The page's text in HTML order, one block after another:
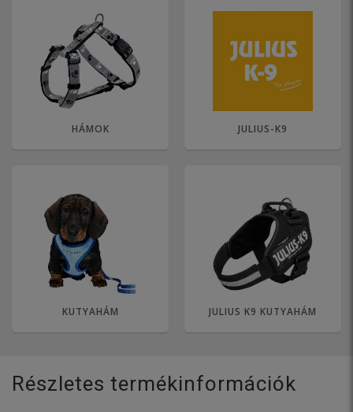
HÁMOK JULIUS-K9
KUTYAHÁM JULIUS K9 KUTYAHÁM
Részletes termékinformációk